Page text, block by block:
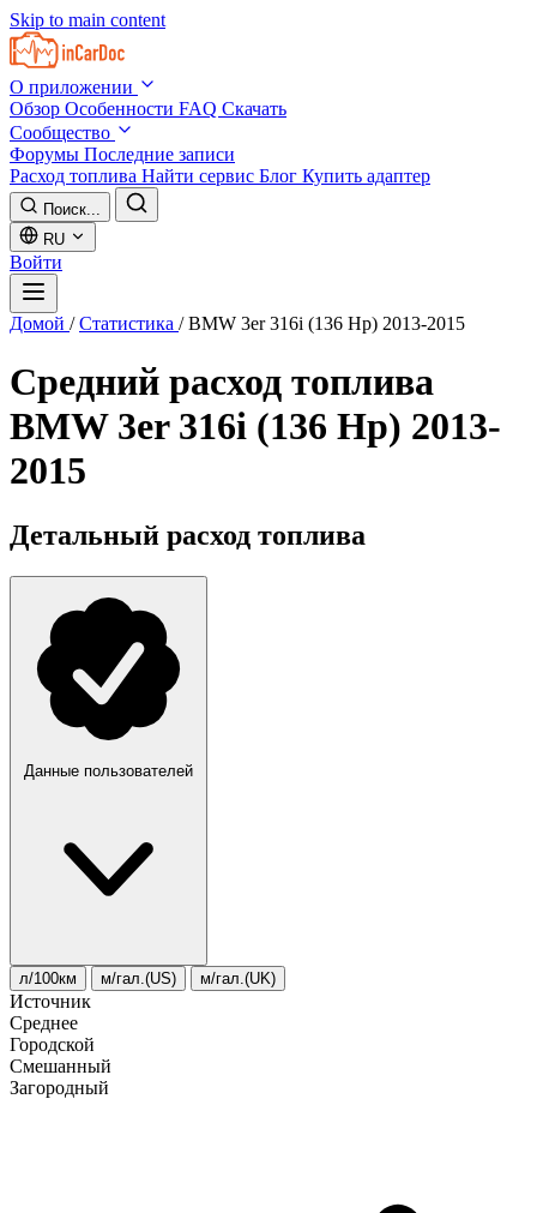
Skip to main content
О приложении
Обзор Особенности FAQ Скачать
Сообщество
Форумы Последние записи
Расход топлива Найти сервис Блог Купить адаптер
Поиск...
RU
Войти
Домой / Статистика / BMW 3er 316i (136 Hp) 2013-2015
Средний расход топлива
BMW 3er 316i (136 Hp) 2013-
2015
Детальный расход топлива
Данные пользователей
л/100км м/гал.(US) м/гал.(UK)
Источник
Среднее
Городской
Смешанный
Загородный